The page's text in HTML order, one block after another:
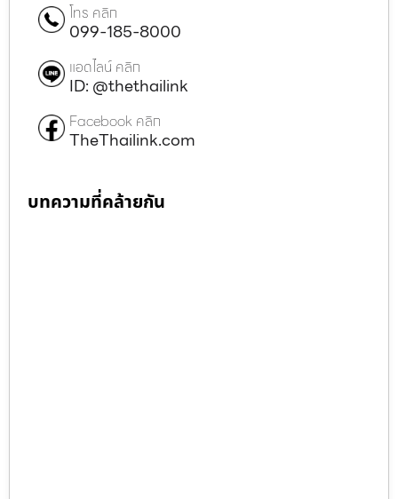
โทร คลิก
099-185-8000
แอดไลน์ คลิก
ID: @thethailink
Facebook คลิก
TheThailink.com
บทความที่คล้ายกัน